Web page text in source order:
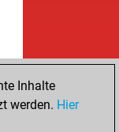
Inhalte
werden. Hier